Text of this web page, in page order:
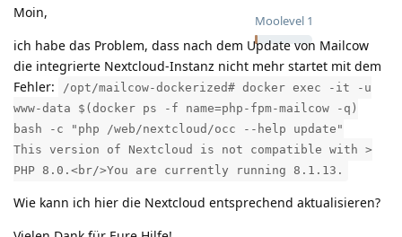
Moolevel 1
Moin,
ich habe das Problem, dass nach dem Update von Mailcow
die integrierte Nextcloud-Instanz nicht mehr startet mit dem
Fehler:
/opt/mailcow-dockerized# docker exec -it -u
www-data $(docker ps -f name=php-fpm-mailcow -q)
bash -c "php /web/nextcloud/occ --help update"
This version of Nextcloud is not compatible with >
PHP 8.0.<br/>You are currently running 8.1.13.
Wie kann ich hier die Nextcloud entsprechend aktualisieren?